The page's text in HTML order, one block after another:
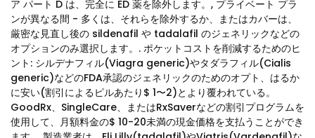
ア パート D は、完全に ED 薬を除外します。, プライベート プラ
ンが異なる間 - 多くは、それらを除外するか、またはカバーは、
厳密な見直し後の sildenafil や tadalafil のジェネリックなどの
オプションのみ選択します。. ポケットコストを削減するためのヒ
ント: シルデナフィル(Viagra generic)やタダラフィル(Cialis
generic)などのFDA承認のジェネリックのためのオプト、はるか
に安い(割引によるピルあたり$ 1〜2)とより覆われている。
GoodRx、SingleCare、またはRxSaverなどの割引プログラムを
使用して、月額料金の$ 10-20未満の現金価格を支払うことができ